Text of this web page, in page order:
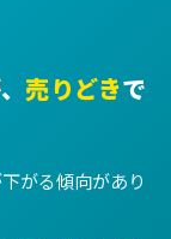
売りどきで
がる傾向があり